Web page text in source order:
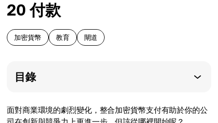
20 付款
加密貨幣 教育 閘道
目錄
面對商業環境的劇烈變化，整合加密貨幣支付有助於你的公